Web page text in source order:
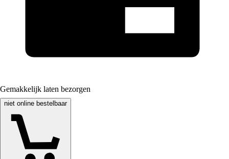
Gemakkelijk laten bezorgen
niet online bestelbaar